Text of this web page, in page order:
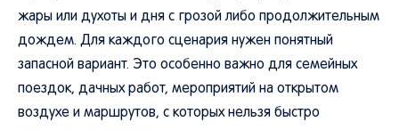
жары или духоты и дня с грозой либо продолжительным
дождем. Для каждого сценария нужен понятный
запасной вариант. Это особенно важно для семейных
поездок, дачных работ, мероприятий на открытом
воздухе и маршрутов, с которых нельзя быстро